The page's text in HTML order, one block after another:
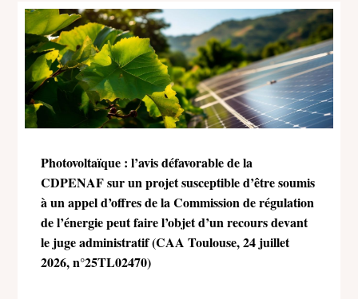
Photovoltaïque : l’avis défavorable de la
CDPENAF sur un projet susceptible d’être soumis
à un appel d’offres de la Commission de régulation
de l’énergie peut faire l’objet d’un recours devant
le juge administratif (CAA Toulouse, 24 juillet
2026, n°25TL02470)